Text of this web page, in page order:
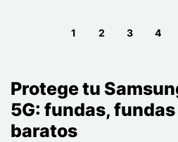
1 2 3 4
Protege tu
5G: fundas,
baratos